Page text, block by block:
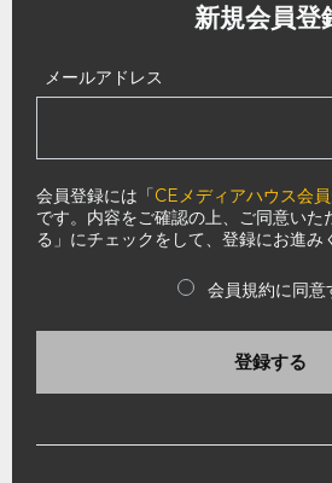
新規会員登
メールアドレス
会員登録には「CEメディアハウス会
です。内容をご確認の上、ご同意いた
る」にチェックをして、登録にお進み
会員規約に同意
登録する